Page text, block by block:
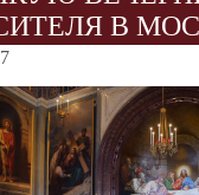
В